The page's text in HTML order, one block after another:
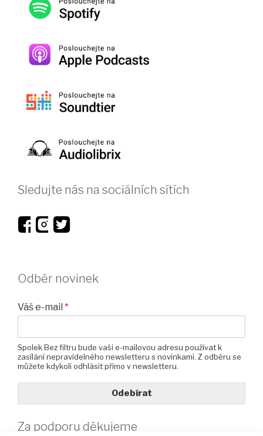
Sledujte nás na sociálních sítích
Odběr novinek
Váš e-mail *
Spolek Bez filtru bude vaši e-mailovou adresu používat k
zasílání nepravidelného newsletteru s novinkami. Z odběru se
můžete kdykoli odhlásit přímo v newsletteru.
Odebírat
Za podporu děkujeme